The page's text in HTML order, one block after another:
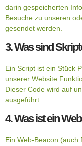
darin gespeicherten
Besuche zu unseren
gesendet werden.
3. Was sind
Ein Script ist ein Stück
unserer Website
Dieser Code wird auf
ausgeführt.
4. Was ist ein
Ein Web-Beacon (auch